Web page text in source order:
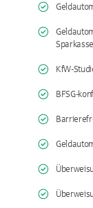
KfW-
BFSG-